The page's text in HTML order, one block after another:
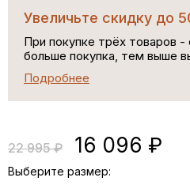
Увеличьте скидку до
При покупке трёх товаров
больше покупка, тем выше
Подробнее
22 995 ₽ 16 096 ₽
Выберите размер: